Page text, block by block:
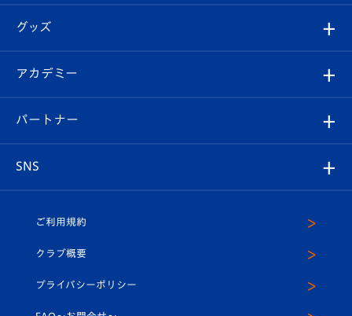
チケット
イベント
メディア
ホームタウン
スタッフプロフィール
マスコット紹介
はじめての観戦ガイド
Revive Team
ヴィヴィくんの長崎おもてなしガイド
フォトギャラリー
スタジアムグルメ
チケット
V-LOVERS（ファンクラブ）
プレイヤーズスイート
グッズ
オンラインショップ
店舗情報
アカデミー
育成からのお知らせ
U-18
スクール
パートナー
SNS
ヴィヴィくんインスタグラム
公式LINE＠
ご利用規約
クラブ概要
プライバシーポリシー